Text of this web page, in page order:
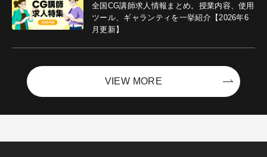
全国CG講師求人情報まとめ。授業内容、使用
ツール、ギャランティを一挙紹介【2026年6
月更新】
VIEW MORE